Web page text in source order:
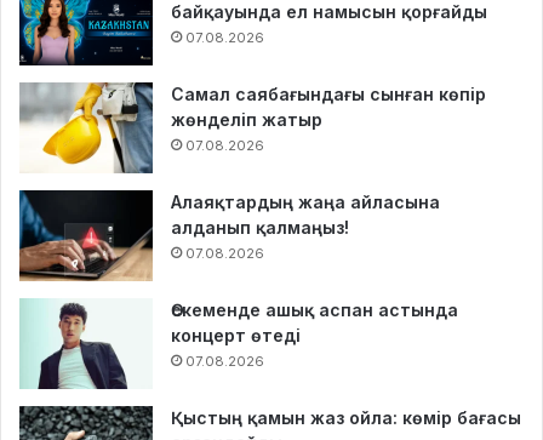
байқауында ел намысын қорғайды
07.08.2026
Самал саябағындағы сынған көпір
жөнделіп жатыр
07.08.2026
Алаяқтардың жаңа айласына
алданып қалмаңыз!
07.08.2026
Өскеменде ашық аспан астында
концерт өтеді
07.08.2026
Қыстың қамын жаз ойла: көмір бағасы